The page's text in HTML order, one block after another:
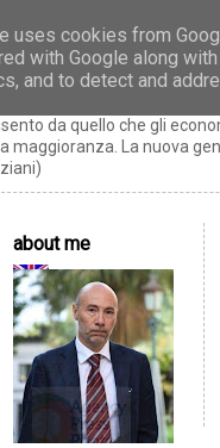
da quello che gli
maggioranza. La nuova
about me
uses cookies from
with Google along
and to detect and